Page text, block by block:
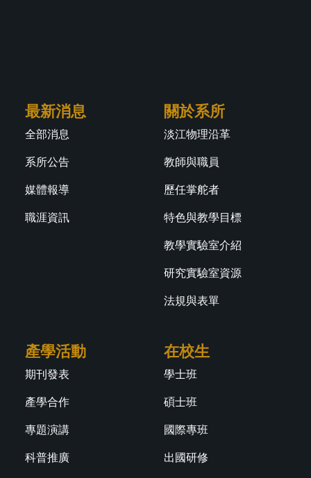
最新消息
全部消息
系所公告
媒體報導
職涯資訊
關於系所
淡江物理沿革
教師與職員
歷任掌舵者
特色與教學目標
教學實驗室介紹
研究實驗室資源
法規與表單
產學活動
期刊發表
產學合作
專題演講
科普推廣
在校生
學士班
碩士班
國際專班
出國研修